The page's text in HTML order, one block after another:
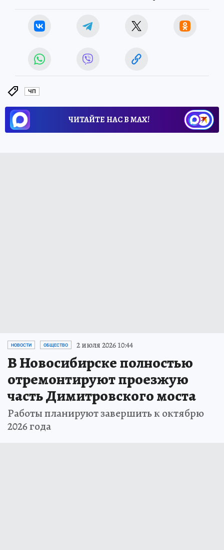
ЧП
ЧИТАЙТЕ НАС В МАХ!
НОВОСТИ ОБЩЕСТВО 2 июля 2026 10:44
В Новосибирске полностью
отремонтируют проезжую
часть Димитровского моста
Работы планируют завершить к октябрю
2026 года